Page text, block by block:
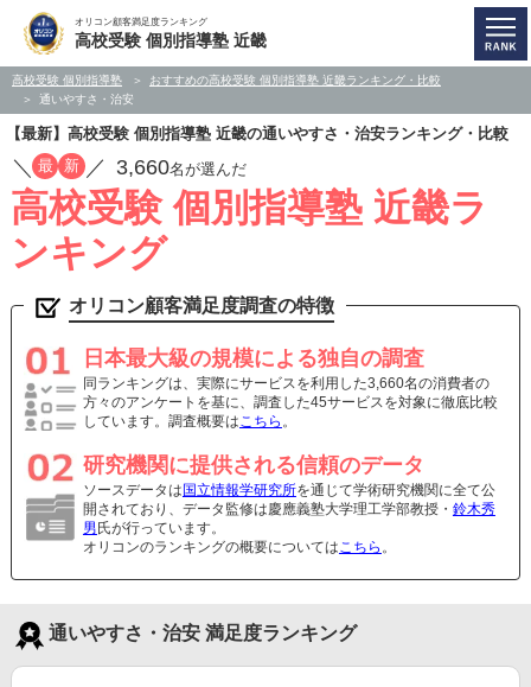
オリコン顧客満足度ランキング
高校受験 個別指導塾 近畿
高校受験 個別指導塾
おすすめの高校受験 個別指導塾 近畿ランキング・比較
通いやすさ・治安
【最新】高校受験 個別指導塾 近畿の通いやすさ・治安ランキング・比較
／ 最 新 ／ 3,660名が選んだ
高校受験 個別指導塾 近畿ラ
ンキング
オリコン顧客満足度調査の特徴
日本最大級の規模による独自の調査
同ランキングは、実際にサービスを利用した3,660名の消費者の
方々のアンケートを基に、調査した45サービスを対象に徹底比較
しています。調査概要はこちら 。
研究機関に提供される信頼のデータ
ソースデータは 国立情報学研究所を通じて学術研究機関に全て公
開されており、データ監修は慶應義塾大学理工学部教授・ 鈴木秀
男 氏が行っています。
オリコンのランキングの概要についてはこちら 。
通いやすさ・治安 満足度ランキング